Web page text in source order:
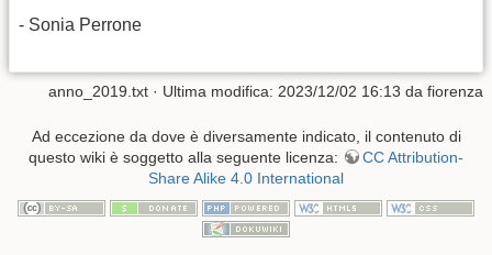
- Sonia Perrone
anno_2019.txt · Ultima modifica: 2023/12/02 16:13 da fiorenza
Ad eccezione da dove è diversamente indicato, il contenuto di
questo wiki è soggetto alla seguente licenza:
CC Attribution-
Share Alike 4.0 International